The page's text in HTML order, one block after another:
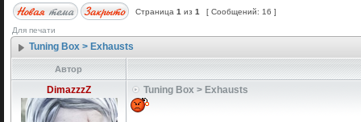
Страница 1 из 1 [ Сообщений: 16 ]
Для печати
Tuning Box > Exhausts
Автор
DimazzzZ Tuning Box > Exhausts